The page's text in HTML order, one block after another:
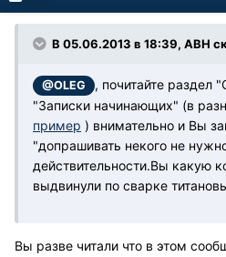
В 05.06.2013 в 18:39, АВН
@OLEG
, почитайте раздел
"Записки начинающих" (в
пример ) внимательно и Вы
"допрашивать некого не
действительности.Вы какую
выдвинули по сварке
Вы разве читали что в этом